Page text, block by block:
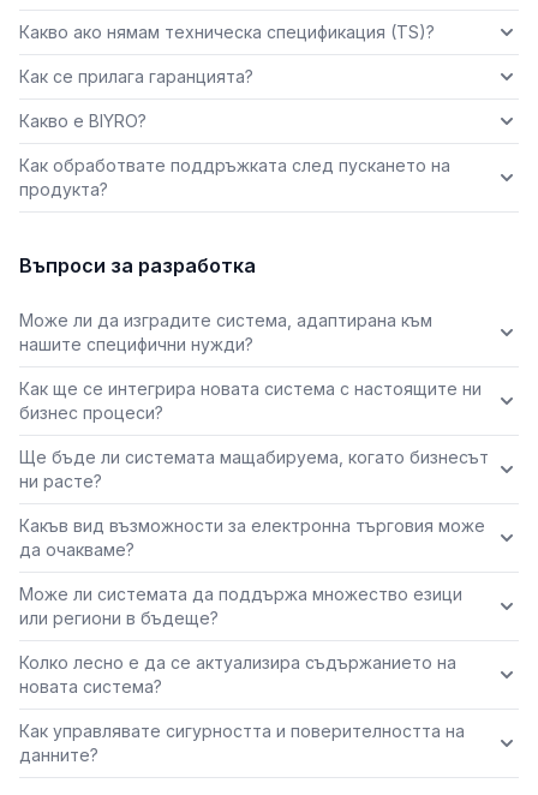
Какво ако нямам техническа спецификация (TS)?
Как се прилага гаранцията?
Какво е BIYRO?
Как обработвате поддръжката след пускането на
продукта?
Въпроси за разработка
Може ли да изградите система, адаптирана към
нашите специфични нужди?
Как ще се интегрира новата система с настоящите ни
бизнес процеси?
Ще бъде ли системата мащабируема, когато бизнесът
ни расте?
Какъв вид възможности за електронна търговия може
да очакваме?
Може ли системата да поддържа множество езици
или региони в бъдеще?
Колко лесно е да се актуализира съдържанието на
новата система?
Как управлявате сигурността и поверителността на
данните?